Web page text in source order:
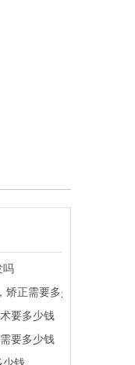
吗
正需要多少钱
要多少钱
要多少钱